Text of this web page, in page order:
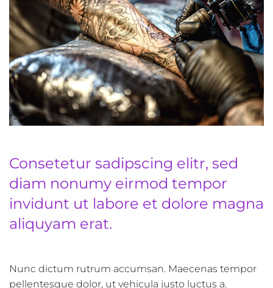
Consetetur sadipscing elitr, sed
diam nonumy eirmod tempor
invidunt ut labore et dolore magna
aliquyam erat.
Nunc dictum rutrum accumsan. Maecenas tempor
pellentesque dolor, ut vehicula justo luctus a.